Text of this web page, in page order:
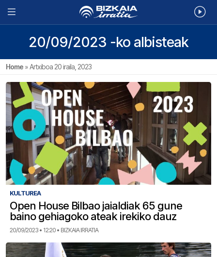
20/09/2023 -ko albisteak
Home »Artxiboa 20 iraila, 2023
KULTUREA
Open House Bilbao jaialdiak 65 gune
baino gehiagoko ateak irekiko dauz
20/09/2023 • 12:20 • BIZKAIA IRRATIA